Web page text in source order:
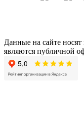
Данные на сайте
являются публичной